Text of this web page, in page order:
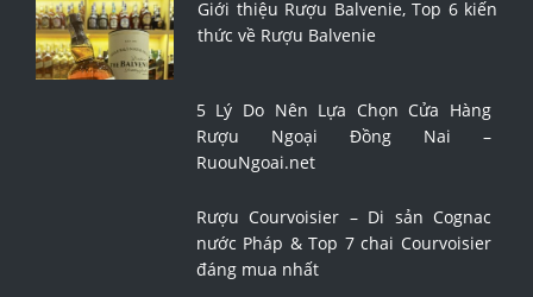
Giới thiệu Rượu Balvenie, Top 6 kiến
thức về Rượu Balvenie
5 Lý Do Nên Lựa Chọn Cửa Hàng
Rượu Ngoại Đồng Nai –
RuouNgoai.net
Rượu Courvoisier – Di sản Cognac
nước Pháp & Top 7 chai Courvoisier
đáng mua nhất